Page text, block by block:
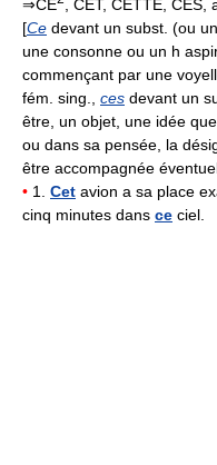
⇒CE
, CET, CETTE, CES,
[Ce devant un subst. (ou
une consonne ou un h
commençant par une
fém. sing., ces devant un
être, un objet, une idée
ou dans sa pensée, la
être accompagnée
• 1. Cet avion a sa place
cinq minutes dans ce ciel.